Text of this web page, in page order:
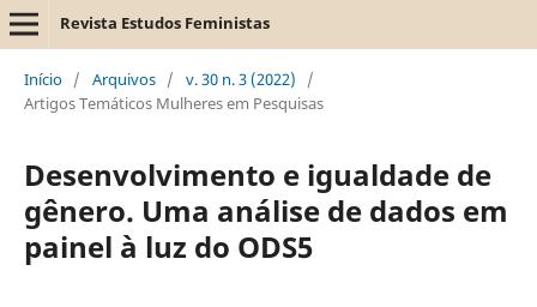
Revista Estudos Feministas
Início / Arquivos / v. 30 n. 3 (2022)
/
Artigos Temáticos Mulheres em Pesquisas
Desenvolvimento e igualdade de
gênero. Uma análise de dados em
painel à luz do ODS5